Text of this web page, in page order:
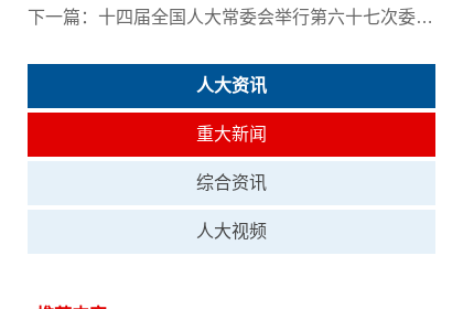
下一篇： 十四届全国人大常委会举行第六十七次委员长会议 决定将社会救助法草案等交付常委会会议表决 赵乐际主持会议
人大资讯
重大新闻
综合资讯
人大视频